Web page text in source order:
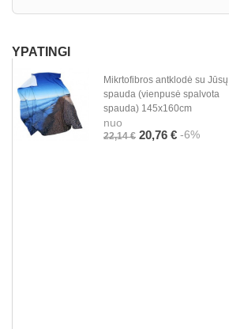
YPATINGI
Mikrtofibros antklodė su Jūsų
spauda (vienpusė spalvota
spauda) 145x160cm
nuo
22,14 € 20,76 € -6%